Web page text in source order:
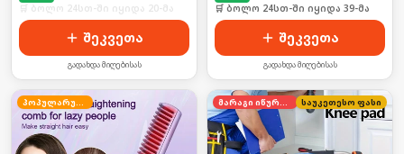
🛒 ბოლო 24სთ-ში იყიდა 20-მა
შეკვეთა
გადახდა მიღებისას
🛒 ბოლო 24სთ-ში იყიდა 39-მა
შეკვეთა
გადახდა მიღებისას
პოპულარული მარაგი იწურება საუკეთესო ფასი